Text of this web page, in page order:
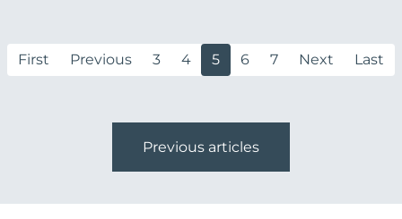
First Previous 3 4 5 6 7 Next Last
Previous articles